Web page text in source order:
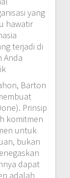
yang
hawatir
terjadi di
Anda
Barton
Prinsip
komitmen
untuk
bukan
dapat
adalah